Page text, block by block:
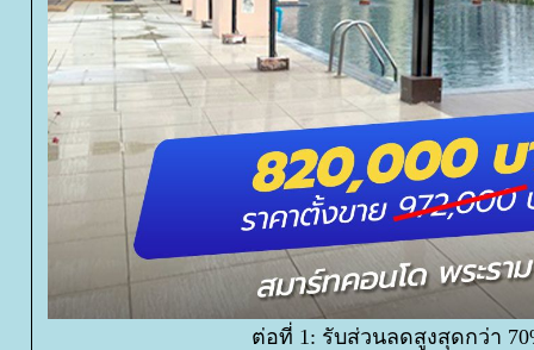
ต่อที่ 1: รับส่วนลดสูงสุดกว่า